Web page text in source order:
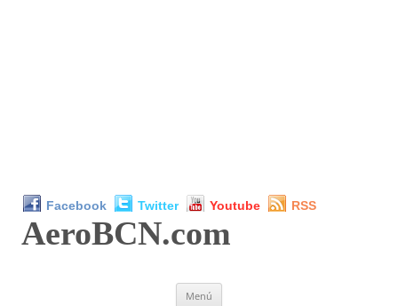
Facebook Twitter Youtube RSS
AeroBCN.com
Menú